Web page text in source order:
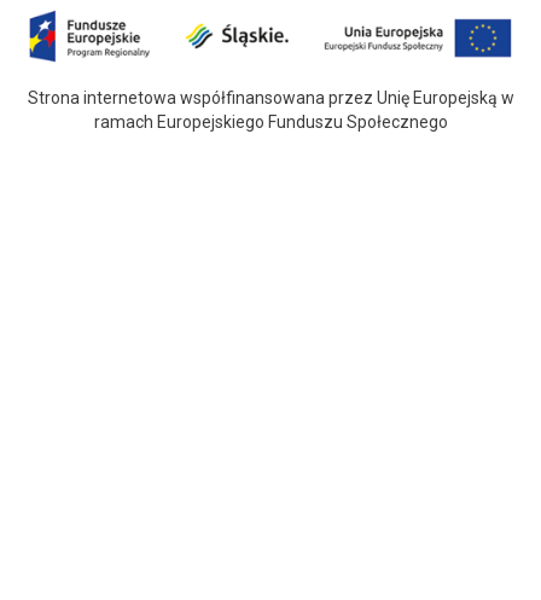
Strona internetowa współfinansowana przez Unię Europejską w
ramach Europejskiego Funduszu Społecznego